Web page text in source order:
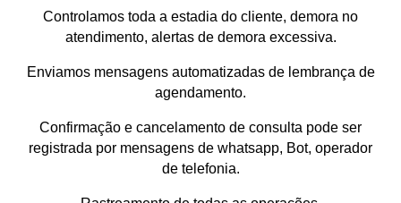
Controlamos toda a estadia do cliente, demora no
atendimento, alertas de demora excessiva.
Enviamos mensagens automatizadas de lembrança de
agendamento.
Confirmação e cancelamento de consulta pode ser
registrada por mensagens de whatsapp, Bot, operador
de telefonia.